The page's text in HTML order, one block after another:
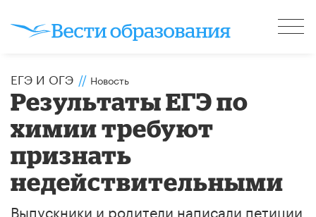
ЕГЭ И ОГЭ // Новость
Результаты ЕГЭ по
химии требуют
признать
недействительными
Выпускники и родители написали петиции